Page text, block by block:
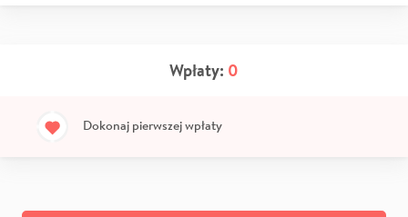
Wpłaty: 0
Dokonaj pierwszej wpłaty